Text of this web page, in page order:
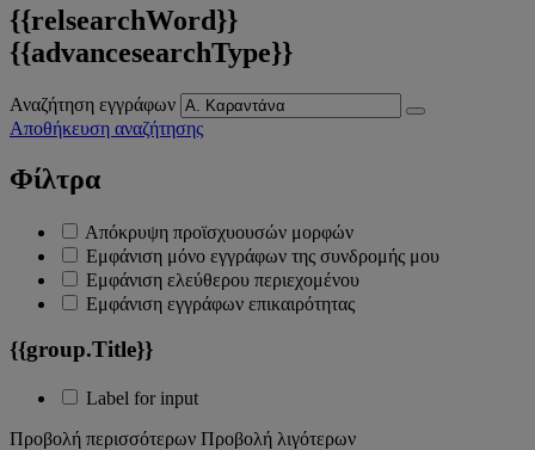
{{relsearchWord}}
{{advancesearchType}}
Αναζήτηση εγγράφων
Αποθήκευση αναζήτησης
Φίλτρα
Απόκρυψη προϊσχυουσών μορφών
Εμφάνιση μόνο εγγράφων της συνδρομής μου
Εμφάνιση ελεύθερου περιεχομένου
Εμφάνιση εγγράφων επικαιρότητας
{{group.Title}}
Label for input
Προβολή περισσότερων Προβολή λιγότερων